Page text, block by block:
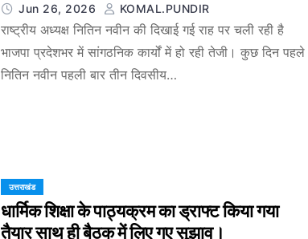
Jun 26, 2026 KOMAL.PUNDIR
राष्ट्रीय अध्यक्ष नितिन नवीन की दिखाई गई राह पर चली रही है
भाजपा प्रदेशभर में सांगठनिक कार्यों में हो रही तेजी। कुछ दिन पहले
नितिन नवीन पहली बार तीन दिवसीय…
उत्तराखंड
धार्मिक शिक्षा के पाठ्यक्रम का ड्राफ्ट किया गया
तैयार साथ ही बैठक में लिए गए सुझाव।